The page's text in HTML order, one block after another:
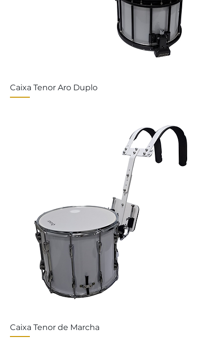
Caixa Tenor Aro Duplo
Caixa Tenor de Marcha